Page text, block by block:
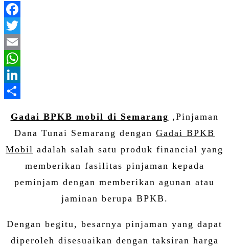
Gadai BPKB mobil di Semarang ,Pinjaman
Dana Tunai Semarang dengan Gadai BPKB
Mobil adalah salah satu produk financial yang
memberikan fasilitas pinjaman kepada
peminjam dengan memberikan agunan atau
jaminan berupa BPKB.
Dengan begitu, besarnya pinjaman yang dapat
diperoleh disesuaikan dengan taksiran harga